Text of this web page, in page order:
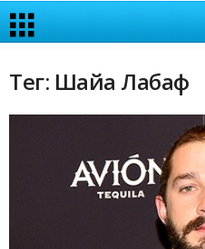
Тег: Шайа Лабаф